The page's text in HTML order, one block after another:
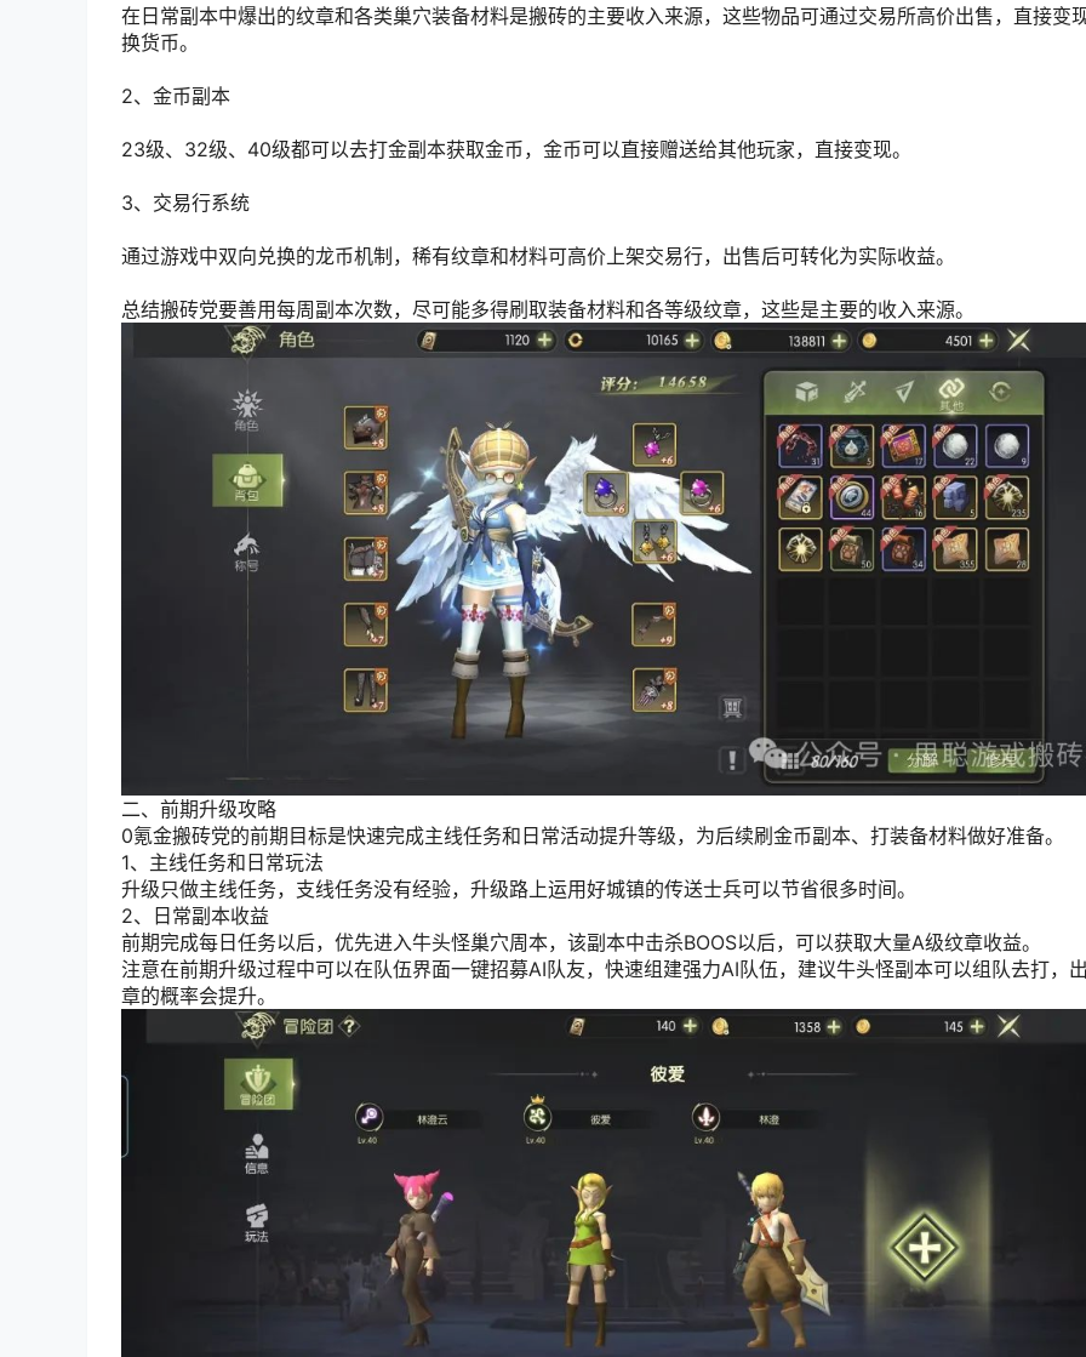
在日常副本中爆出的纹章和各类巢穴装备材料是搬砖的主要收入来源，这些物品可通过交易所高价出售，直接变
换货币。
2、金币副本
23级、32级、40级都可以去打金副本获取金币，金币可以直接赠送给其他玩家，直接变现。
3、交易行系统
通过游戏中双向兑换的龙币机制，稀有纹章和材料可高价上架交易行，出售后可转化为实际收益。
总结搬砖党要善用每周副本次数，尽可能多得刷取装备材料和各等级纹章，这些是主要的收入来源。
二、前期升级攻略
0氪金搬砖党的前期目标是快速完成主线任务和日常活动提升等级，为后续刷金币副本、打装备材料做好准备。
1、主线任务和日常玩法
升级只做主线任务， 支线任务没有经验，升级路上运用好城镇的传送士兵可以节省很多时间。
2、日常副本收益
前期完成每日任务以后，优先进入牛头怪巢穴周本，该副本中击杀BOOS以后，可以获取大量A级纹章收益。
注意在前期升级过程中可以在队伍界面一键招募AI队友，快速组建强力AI队伍，建议牛头怪副本可以组队去打，
章的概率会提升。